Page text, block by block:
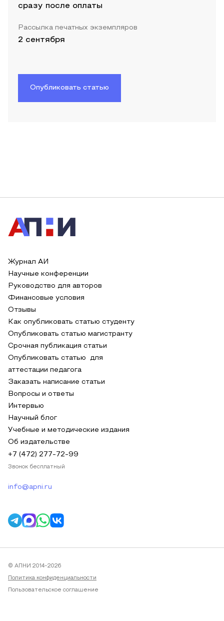
сразу после оплаты
Рассылка печатных экземпляров
2 сентября
Опубликовать статью
Журнал АИ
Научные конференции
Руководство для авторов
Финансовые условия
Отзывы
Как опубликовать статью студенту
Опубликовать статью магистранту
Срочная публикация статьи
Опубликовать статью для
аттестации педагога
Заказать написание статьи
Вопросы и ответы
Интервью
Научный блог
Учебные и методические издания
Об издательстве
+7 (472) 277-72-99
Звонок бесплатный
info@apni.ru
© АПНИ 2014-2026
Политика конфиденциальности
Пользовательское соглашение